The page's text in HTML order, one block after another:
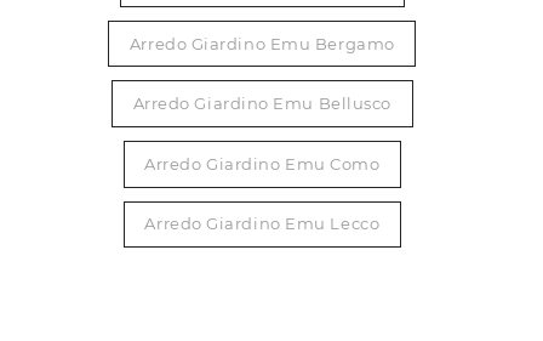
Arredo Giardino Emu Bergamo
Arredo Giardino Emu Bellusco
Arredo Giardino Emu Como
Arredo Giardino Emu Lecco